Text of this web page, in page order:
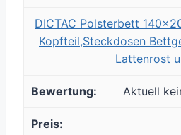
DICTAC Polsterbett
Kopfteil,Steckdosen
Lattenrost
Aktuell